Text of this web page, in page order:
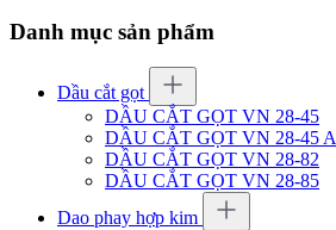
Danh mục sản phẩm
Dầu cắt gọt
DẦU CẮT GỌT VN 28-45
DẦU CẮT GỌT VN 28-45 A
DẦU CẮT GỌT VN 28-82
DẦU CẮT GỌT VN 28-85
Dao phay hợp kim